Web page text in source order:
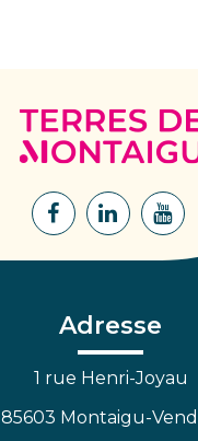
Lien
Facebook
Lien
Lien
Adresse
1 rue Henri-Joyau
85603 Montaigu-